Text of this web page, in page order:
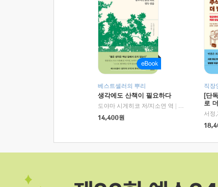
베스트셀러의 뿌리
생각에도 산책이 필요하다
도야마 시게히코 저/지소연 역
알에이치코리
14,400원
직장
[단
로